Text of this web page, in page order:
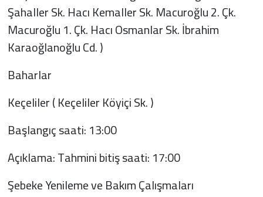
Şahaller Sk. Hacı Kemaller Sk. Macuroğlu 2. Çk.
Macuroğlu 1. Çk. Hacı Osmanlar Sk. İbrahim
Karaoğlanoğlu Cd. )
Baharlar
Keçeliler ( Keçeliler Köyiçi Sk. )
Başlangıç saati: 13:00
Açıklama: Tahmini bitiş saati: 17:00
Şebeke Yenileme ve Bakım Çalışmaları